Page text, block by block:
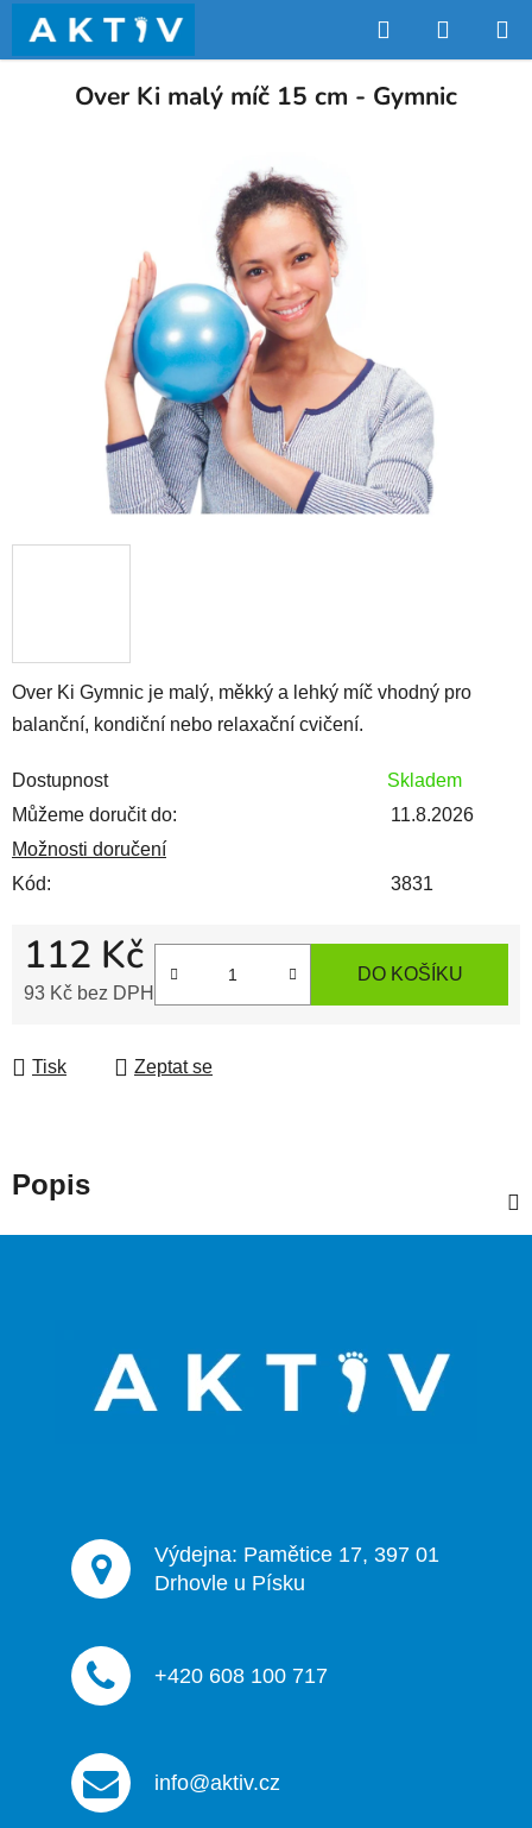
obsah
Hledat
KOŠÍK
Over Ki Gymnic je malý, měkký a lehký míč vhodný pro
balanční, kondiční nebo relaxační cvičení.
Dostupnost
Skladem
Můžeme doručit do:
11.8.2026
Možnosti doručení
Kód:
3831
112 Kč
93 Kč bez DPH
DO KOŠÍKU
Tisk Zeptat se
Over Ki malý míč 15 cm - Gymnic
Popis
Výdejna: Pamětice 17, 397 01
Drhovle u Písku
+420 608 100 717
info@aktiv.cz